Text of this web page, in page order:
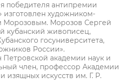
победителя антипремии
изготовлен художником-
Морозов Сергей
кубанский живописец,
госуниверситета,
России».
академии наук и
член, профессор Академии
изящных искусств им. Г. Р.